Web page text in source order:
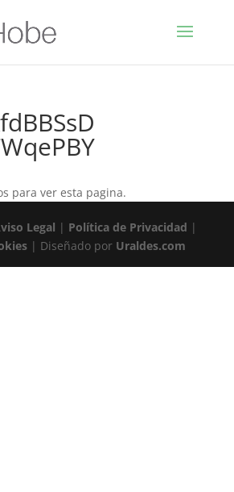
para ver esta pagina.
Legal | Política de Privacidad |
| Diseñado por Uraldes.com